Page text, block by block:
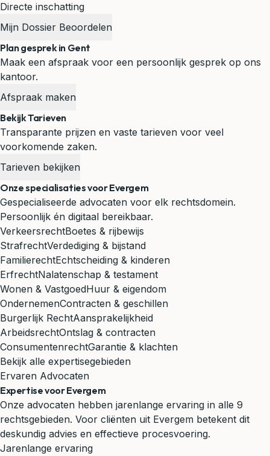
Directe inschatting
Mijn Dossier Beoordelen
Plan gesprek in Gent
Maak een afspraak voor een persoonlijk gesprek op ons
kantoor.
Afspraak maken
Bekijk Tarieven
Transparante prijzen en vaste tarieven voor veel
voorkomende zaken.
Tarieven bekijken
Onze specialisaties voor Evergem
Gespecialiseerde advocaten voor elk rechtsdomein.
Persoonlijk én digitaal bereikbaar.
VerkeersrechtBoetes & rijbewijs
StrafrechtVerdediging & bijstand
FamilierechtEchtscheiding & kinderen
ErfrechtNalatenschap & testament
Wonen & VastgoedHuur & eigendom
OndernemenContracten & geschillen
Burgerlijk RechtAansprakelijkheid
ArbeidsrechtOntslag & contracten
ConsumentenrechtGarantie & klachten
Bekijk alle expertisegebieden
Ervaren Advocaten
Expertise voor Evergem
Onze advocaten hebben jarenlange ervaring in alle 9
rechtsgebieden. Voor cliënten uit Evergem betekent dit
deskundig advies en effectieve procesvoering.
Jarenlange ervaring